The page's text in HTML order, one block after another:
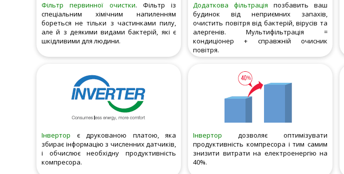
Фільтр первинної очистки. Фільтр із
спеціальним хімічним напиленням
бореться не тільки з частинками пилу,
але й з деякими видами бактерій, які є
шкідливими для людини.
Додаткова фільтрація позбавить ваш
будинок від неприємних запахів,
очистить повітря від бактерій, вірусів та
алергенів. Мультифільтрація =
кондиціонер + справжній очисник
повітря.
Інвертор є друкованою платою, яка
збирає інформацію з численних датчиків,
і обчислює необхідну продуктивність
компресора.
Інвертор дозволяє оптимізувати
продуктивність компресора і тим самим
знизити витрати на електроенергію на
40%.